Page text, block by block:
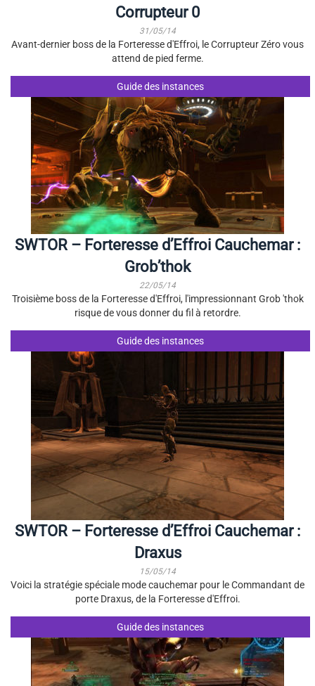
Corrupteur 0
31/05/14
Avant-dernier boss de la Forteresse d'Effroi, le Corrupteur Zéro vous
attend de pied ferme.
Guide des instances
SWTOR – Forteresse d’Effroi Cauchemar :
Grob’thok
22/05/14
Troisième boss de la Forteresse d'Effroi, l'impressionnant Grob 'thok
risque de vous donner du fil à retordre.
Guide des instances
SWTOR – Forteresse d’Effroi Cauchemar :
Draxus
15/05/14
Voici la stratégie spéciale mode cauchemar pour le Commandant de
porte Draxus, de la Forteresse d'Effroi.
Guide des instances